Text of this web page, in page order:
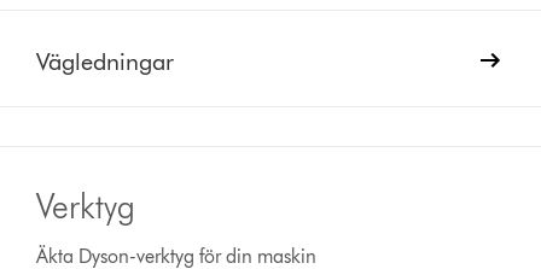
Vägledningar
Verktyg
Äkta Dyson-verktyg för din maskin